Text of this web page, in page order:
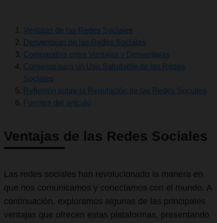
Ventajas de las Redes Sociales
Desventajas de las Redes Sociales
Comparativa entre Ventajas y Desventajas
Consejos para un Uso Saludable de las Redes
Sociales
Reflexión sobre la Regulación de las Redes Sociales
Fuentes del artículo
Ventajas de las Redes Sociales
Las redes sociales han revolucionado la manera en
que nos comunicamos y conectamos con el mundo. A
continuación, exploramos algunas de las principales
ventajas que ofrecen estas plataformas, presentando